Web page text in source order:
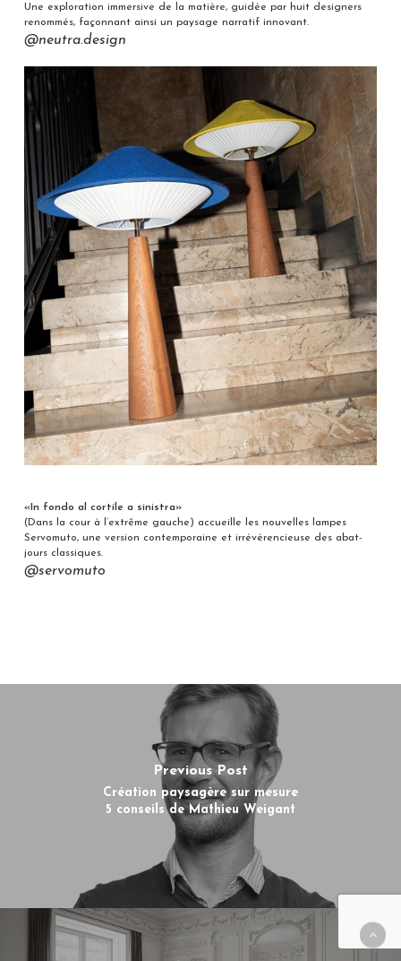
Une exploration immersive de la matière, guidée par huit designers
renommés, façonnant ainsi un paysage narratif innovant.
@neutra.design
«In fondo al cortile a sinistra»
(Dans la cour à l’extrême gauche) accueille les nouvelles lampes
Servomuto, une version contemporaine et irrévérencieuse des abat-
jours classiques.
@servomuto
Previous Post
Création paysagère sur mesure
5 conseils de Mathieu Weigant